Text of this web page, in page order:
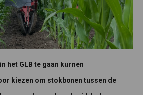
het GLB te gaan kunnen
kiezen om stokbonen tussen de